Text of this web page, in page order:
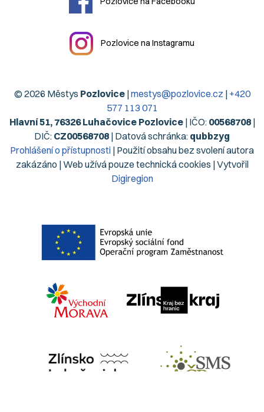
Pozlovice na Instagramu
© 2026 Městys Pozlovice|mestys@pozlovice.cz | +420
577 113 071
Hlavní 51, 76326 Luhačovice Pozlovice| IČO: 00568708|
DIČ: CZ00568708 | Datová schránka: qubbzyg
Prohlášení o přístupnosti | Použití obsahu bez svolení autora
zakázáno | Web užívá pouze technická cookies | Vytvořil
Digiregion